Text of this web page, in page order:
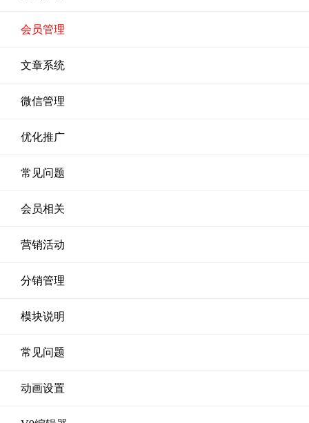
会员管理
文章系统
微信管理
优化推广
常见问题
会员相关
营销活动
分销管理
模块说明
常见问题
动画设置